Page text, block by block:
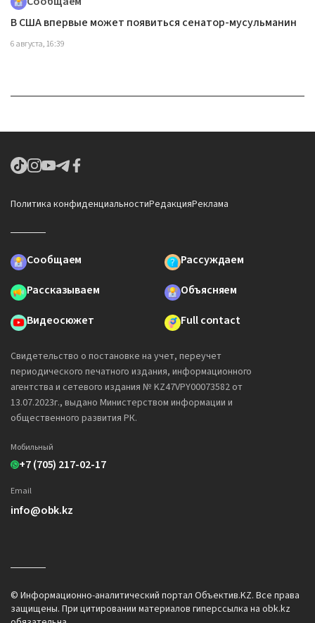
В США впервые может появиться сенатор-мусульманин
6 августа, 16:39
Политика конфиденциальностиРедакцияРеклама
Сообщаем
Рассуждаем
Рассказываем
Объясняем
Видеосюжет
Full contact
Свидетельство о постановке на учет, переучет
периодического печатного издания, информационного
агентства и сетевого издания № KZ47VPY00073582 от
13.07.2023г., выдано Министерством информации и
общественного развития РК.
Мобильный
+7 (705) 217-02-17
Email
info@obk.kz
© Информационно-аналитический портал Объектив.KZ. Все права
защищены. При цитировании материалов гиперссылка на obk.kz